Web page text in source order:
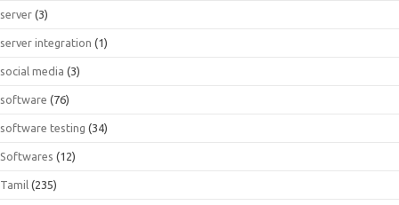
server (3)
server integration (1)
social media (3)
software (76)
software testing (34)
Softwares (12)
Tamil (235)